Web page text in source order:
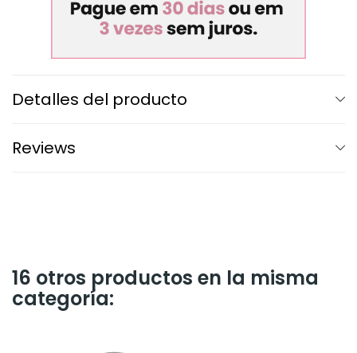
Detalles del producto
Reviews
16 otros productos en la misma
categoría: